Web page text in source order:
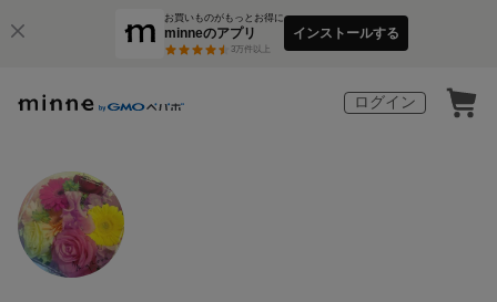
お買いものがもっとお得に
minneのアプリ
3万件以上
インストールする
ログイン